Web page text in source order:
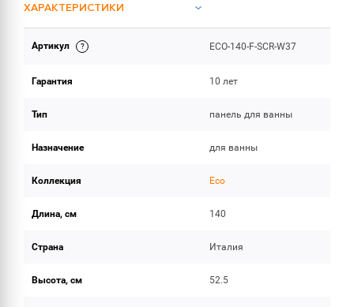
ХАРАКТЕРИСТИКИ
ОБЪЕМ ПОСТАВКИ
Артикул ECO-140-F-SCR-W37
Гарантия 10 лет
Тип панель для ванны
Назначение для ванны
Коллекция Eco
Длина, см 140
Страна Италия
Высота, см 52.5